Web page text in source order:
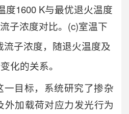
度1600 K与最优退火温度
子浓度对比。(c)室温下
流子浓度，随退火温度及
化的关系。
一目标，系统研究了掺杂
外加载荷对应力发光行为